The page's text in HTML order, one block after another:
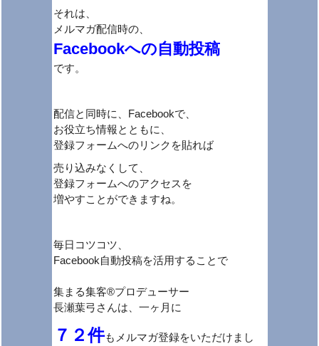
それは、
メルマガ配信時の、
Facebookへの自動投稿
です。
配信と同時に、Facebookで、
お役立ち情報とともに、
登録フォームへのリンクを貼れば
売り込みなくして、
登録フォームへのアクセスを
増やすことができますね。
毎日コツコツ、
Facebook自動投稿を活用することで
集まる集客®プロデューサー
長瀬葉弓さんは、一ヶ月に
７２件もメルマガ登録をいただけまし